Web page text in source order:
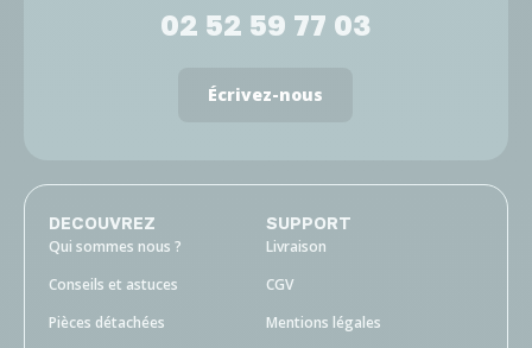
02 52 59 77 03
Écrivez-nous
DECOUVREZ
Qui sommes nous ?
Conseils et astuces
Pièces détachées
SUPPORT
Livraison
CGV
Mentions légales